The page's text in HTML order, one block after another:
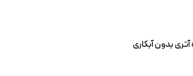
بدون آبکاری